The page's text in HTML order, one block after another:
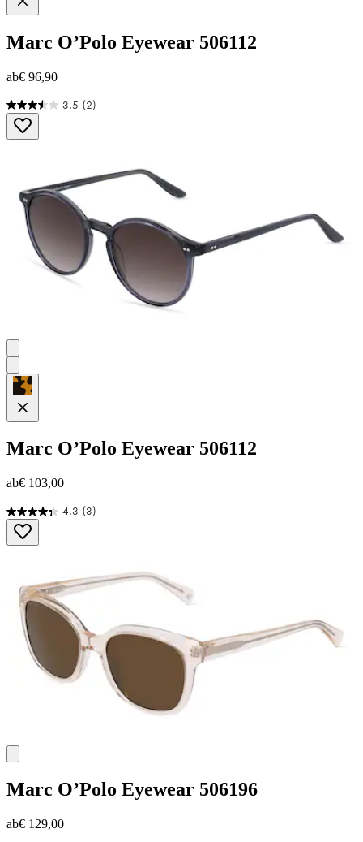
Marc O’Polo Eyewear 506112
ab€ 96,90
3.5 (2)
3.5
von
5
Bewertungen
Marc O’Polo Eyewear 506112
ab€ 103,00
4.3 (3)
4.3
von
5
Bewertungen
Marc O’Polo Eyewear 506196
ab€ 129,00